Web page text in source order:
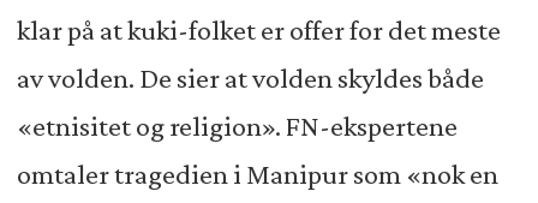
klar på at kuki-folket er offer for det meste
av volden. De sier at volden skyldes både
«etnisitet og religion». FN-ekspertene
omtaler tragedien i Manipur som «nok en